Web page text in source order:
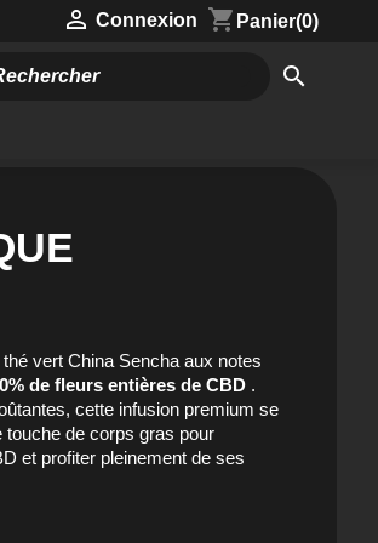
 Connexion shopping_cart Panier(0)
search
vert China Sencha aux notes
de fleurs entières de CBD.
cette infusion premium se
touche de corps gras pour
et profiter pleinement de ses